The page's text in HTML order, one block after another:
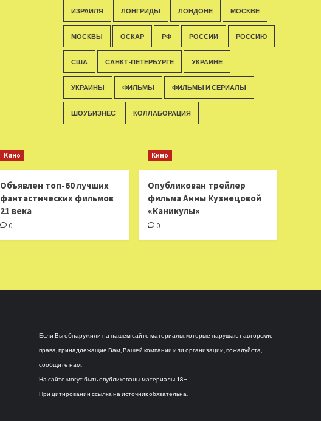
ИЗРАИЛЯ ЛОНГРИДЫ ЛОНДОНЕ МОСКВЕ
МОСКВЫ ОСКАР РФ РОССИИ РОССИЮ
США САНКТ-ПЕТЕРБУРГЕ УКРАИНЕ
УКРАИНЫ ФИЛЬМЫ ФИЛЬМЫ И СЕРИАЛЫ
ШОУБИЗНЕС КОЛЛАБОРАЦИЯ
Кино
Объявлен топ-60 лучших
фантастических фильмов
21 века
0
Кино
Опубликован трейлер
фильма Анны Кузнецовой
«Каникулы»
0
Если Вы обнаружили на нашем сайте материалы, которые нарушают авторские
права, принадлежащие Вам, Вашей компании или организации, пожалуйста,
сообщите нам.
На сайте могут быть опубликованы материалы 18+!
При цитировании ссылка на источник обязательна.